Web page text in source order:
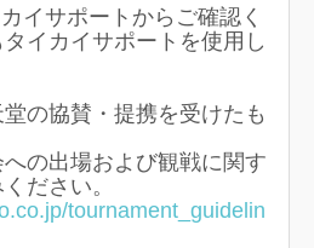
イサポートからご確認く
イカイサポートを使用し
の協賛・提携を受けたも
への出場および観戦に関す
ださい。
tournament_guidelin